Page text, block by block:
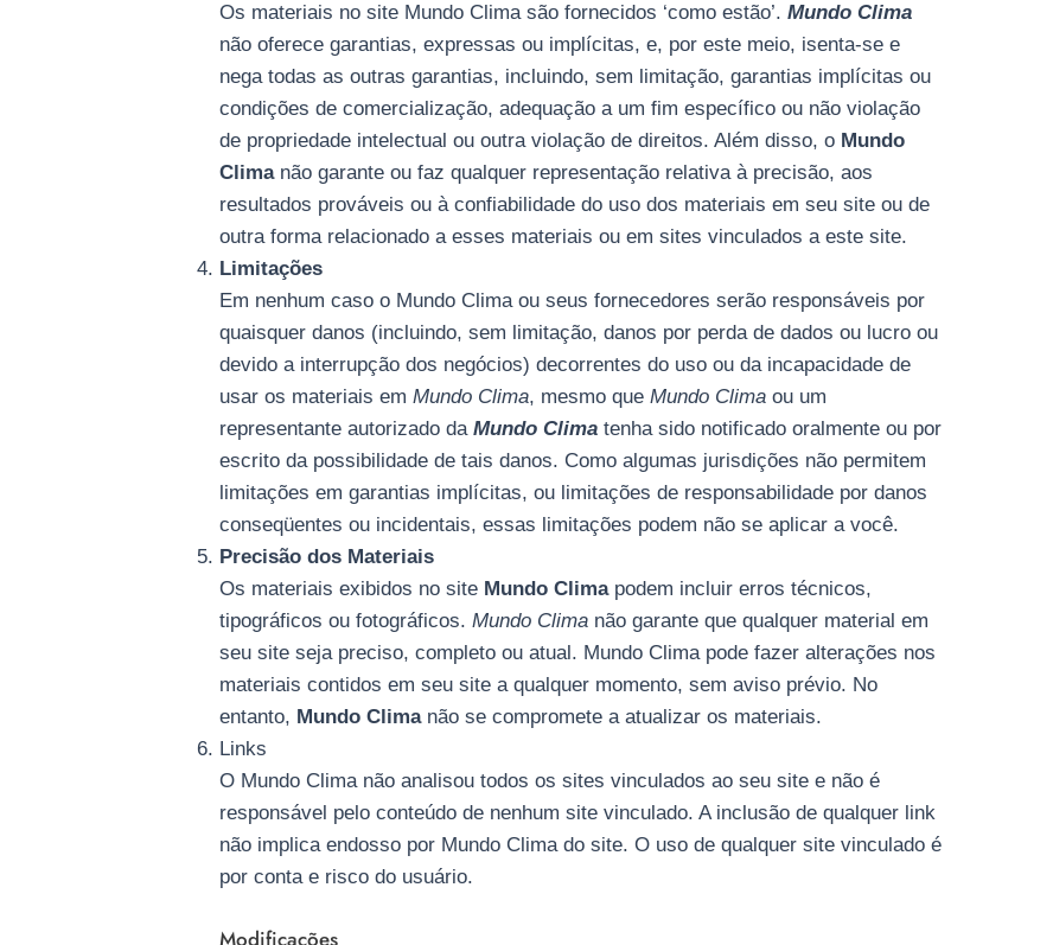
Os materiais no site Mundo Clima são fornecidos ‘como estão’.Mundo Clima
não oferece garantias, expressas ou implícitas, e, por este meio, isenta-se e
nega todas as outras garantias, incluindo, sem limitação, garantias implícitas ou
condições de comercialização, adequação a um fim específico ou não violação
de propriedade intelectual ou outra violação de direitos. Além disso, o Mundo
Climanão garante ou faz qualquer representação relativa à precisão, aos
resultados prováveis ​​ou à confiabilidade do uso dos materiais em seu site ou de
outra forma relacionado a esses materiais ou em sites vinculados a este site.
Limitações
Em nenhum caso o Mundo Clima ou seus fornecedores serão responsáveis ​​por
quaisquer danos (incluindo, sem limitação, danos por perda de dados ou lucro ou
devido a interrupção dos negócios) decorrentes do uso ou da incapacidade de
usar os materiais emMundo Clima, mesmo queMundo Clima ou um
representante autorizado daMundo Clima tenha sido notificado oralmente ou por
escrito da possibilidade de tais danos. Como algumas jurisdições não permitem
limitações em garantias implícitas, ou limitações de responsabilidade por danos
conseqüentes ou incidentais, essas limitações podem não se aplicar a você.
Precisão dos Materiais
Os materiais exibidos no site Mundo Climapodem incluir erros técnicos,
tipográficos ou fotográficos.Mundo Clima não garante que qualquer material em
seu site seja preciso, completo ou atual. Mundo Clima pode fazer alterações nos
materiais contidos em seu site a qualquer momento, sem aviso prévio. No
entanto, Mundo Clima não se compromete a atualizar os materiais.
Links
O Mundo Clima não analisou todos os sites vinculados ao seu site e não é
responsável pelo conteúdo de nenhum site vinculado. A inclusão de qualquer link
não implica endosso por Mundo Clima do site. O uso de qualquer site vinculado é
por conta e risco do usuário.
Modificações